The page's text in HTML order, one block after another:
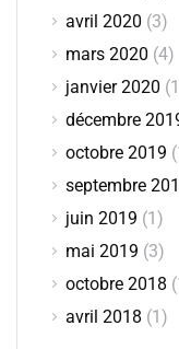
avril 2020 (3)
mars 2020 (4)
janvier 2020
décembre
octobre 2019
septembre
juin 2019 (1)
mai 2019 (3)
octobre 2018
avril 2018 (1)